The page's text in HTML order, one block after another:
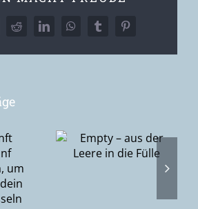
RedditLinkedInWhatsAppTumblrPinterest
aus
in
die Suche
nach Gott
Suche nach